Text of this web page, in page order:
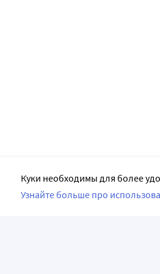
Куки необходимы для более
Узнайте больше про